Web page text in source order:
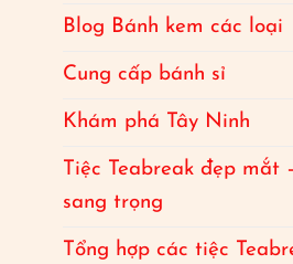
Blog Bánh kem các loại
Cung cấp bánh sỉ
Khám phá Tây Ninh
Tiệc Teabreak đẹp mắt
sang trọng
Tổng hợp các tiệc